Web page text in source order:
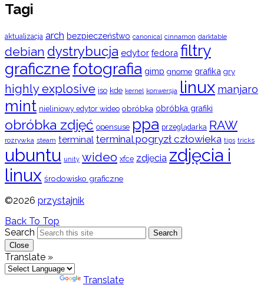
Tagi
aktualizacja arch bezpieczeństwo canonical cinnamon darktable
debian dystrybucja edytor fedora filtry
graficznefotografia gimp gnome grafika gry
highly explosive iso kde kernel konwersja linux manjaro
mint nieliniowy edytor wideo obróbka obróbka grafiki
obróbka zdjęć opensuse ppa przeglądarka RAW
rozrywka steam terminal terminal pogryzł człowieka tips tricks
ubuntu unity wideo xfce zdjęcia zdjęcia i
linux środowisko graficzne
©2026 przystajnik
Back To Top
Search
Search
Close
Translate »
Translate